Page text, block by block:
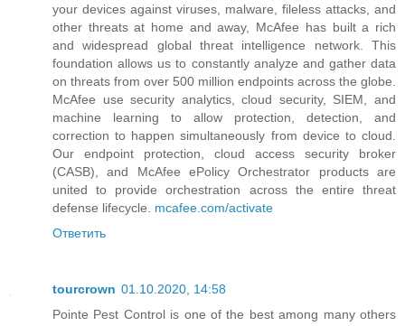
your devices against viruses, malware, fileless attacks, and
other threats at home and away, McAfee has built a rich
and widespread global threat intelligence network. This
foundation allows us to constantly analyze and gather data
on threats from over 500 million endpoints across the globe.
McAfee use security analytics, cloud security, SIEM, and
machine learning to allow protection, detection, and
correction to happen simultaneously from device to cloud.
Our endpoint protection, cloud access security broker
(CASB), and McAfee ePolicy Orchestrator products are
united to provide orchestration across the entire threat
defense lifecycle. mcafee.com/activate
Ответить
tourcrown 01.10.2020, 14:58
Pointe Pest Control is one of the best among many others